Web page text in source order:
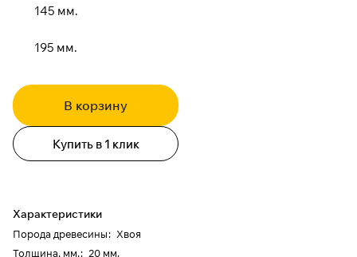
145 мм.
195 мм.
В корзину
Купить в 1 клик
Характеристики
Порода древесины: Хвоя
Толщина, мм.: 20 мм.